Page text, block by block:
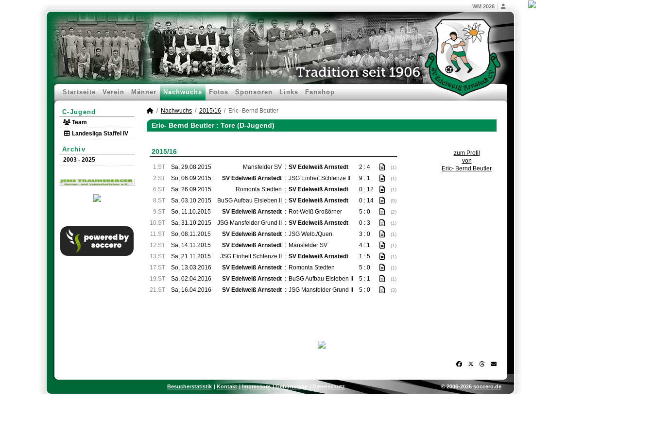
WM 2026
Startseite Verein Männer Nachwuchs Fotos Sponsoren Links Fanshop
C-Jugend
Team
Landesliga Staffel IV
Archiv
2003 - 2025
Nachwuchs 2015/16 Eric- Bernd Beutler
Eric- Bernd Beutler : Tore (D-Jugend)
zum Profil
von
Eric- Bernd Beutler
2015/16
1.ST Sa, 29.08.2015 Mansfelder SV : SV Edelweiß Arnstedt 2 : 4 (1)
2.ST So, 06.09.2015 SV Edelweiß Arnstedt : JSG Einheit Schlenze II 9 : 1 (1)
6.ST Sa, 26.09.2015 Romonta Stedten : SV Edelweiß Arnstedt 0 : 12 (1)
8.ST Sa, 03.10.2015 BuSG Aufbau Eisleben II : SV Edelweiß Arnstedt 0 : 14 (5)
9.ST So, 11.10.2015 SV Edelweiß Arnstedt : Rot-Weiß Großörner 5 : 0 (2)
10.ST Sa, 31.10.2015 JSG Mansfelder Grund II : SV Edelweiß Arnstedt 0 : 3 (1)
11.ST So, 08.11.2015 SV Edelweiß Arnstedt : JSG Welb./Quen. 3 : 0 (1)
12.ST Sa, 14.11.2015 SV Edelweiß Arnstedt : Mansfelder SV 4 : 1 (1)
13.ST Sa, 21.11.2015 JSG Einheit Schlenze II : SV Edelweiß Arnstedt 1 : 5 (1)
17.ST So, 13.03.2016 SV Edelweiß Arnstedt : Romonta Stedten 5 : 0 (1)
19.ST Sa, 02.04.2016 SV Edelweiß Arnstedt : BuSG Aufbau Eisleben II 5 : 1 (1)
21.ST Sa, 16.04.2016 SV Edelweiß Arnstedt : JSG Mansfelder Grund II 5 : 0 (3)
Besucherstatistik Kontakt Impressum Geburtstage Datenschutz © 2006-2026 soccero.de